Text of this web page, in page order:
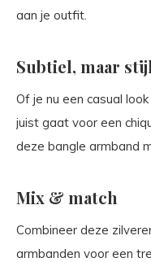
aan je outfit.
Subtiel, maar
Of je nu een casual
juist gaat voor een
deze bangle armband
Mix & match
Combineer deze
armbanden voor een